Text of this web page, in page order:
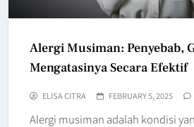
Alergi Musiman: Penyebab,
Mengatasinya Secara Efektif
ELISA CITRA FEBRUARY 5, 2025
Alergi musiman adalah kondisi